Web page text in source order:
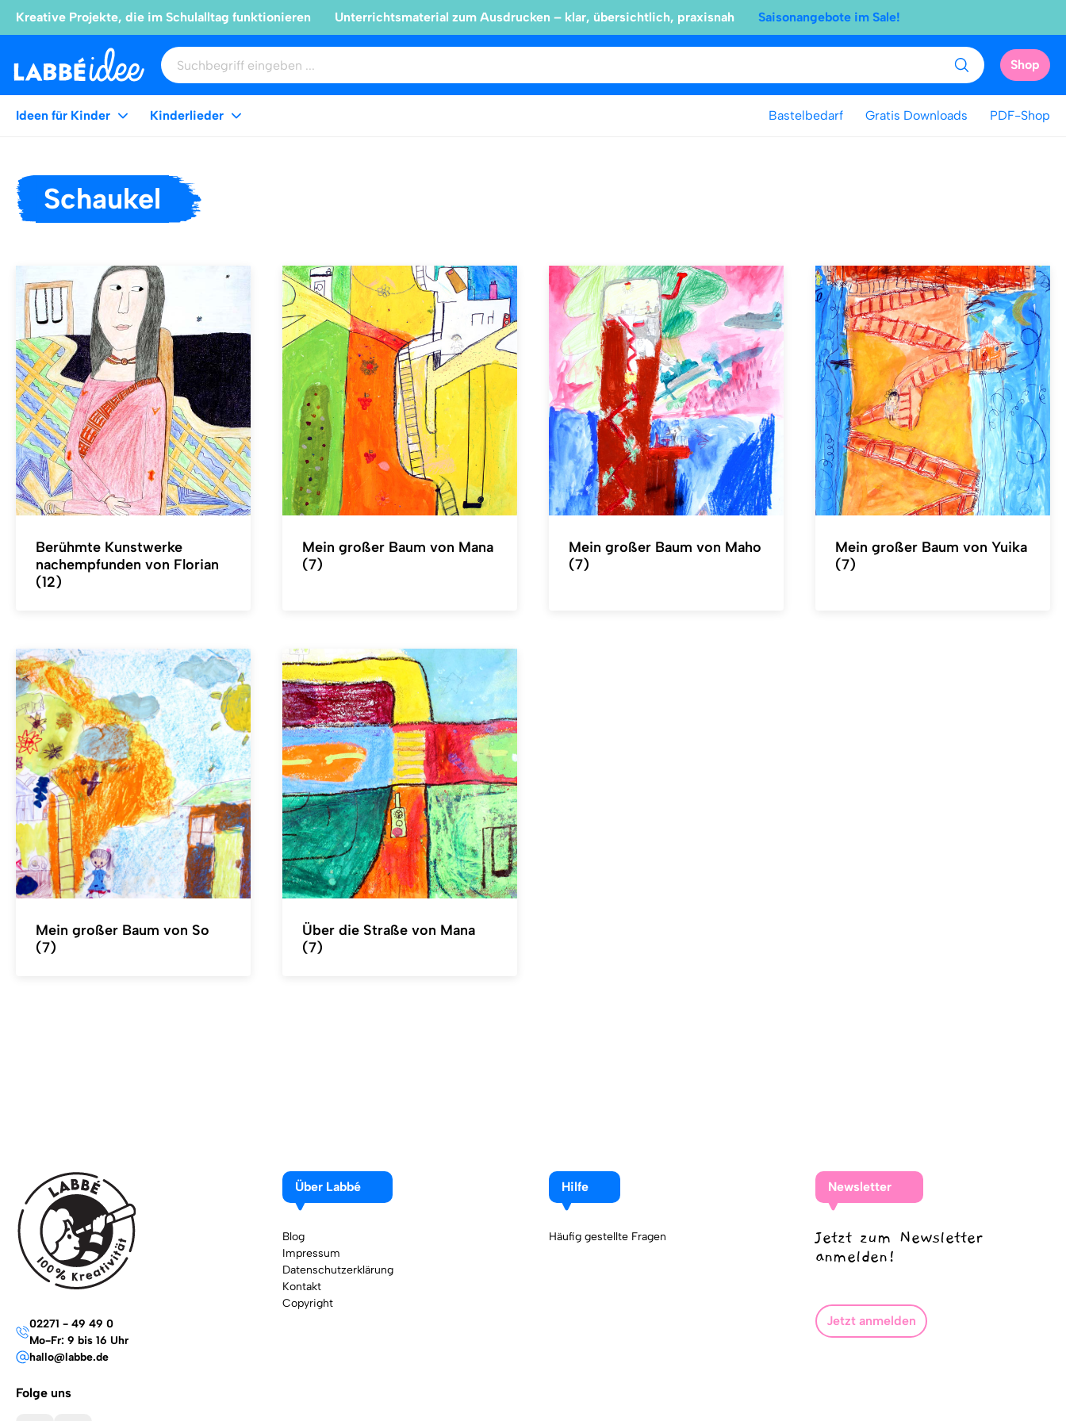
Kreative Projekte, die im Schulalltag funktionieren Unterrichtsmaterial zum Ausdrucken – klar, übersichtlich, praxisnah Saisonangebote im Sale!
Shop
Ideen für Kinder Kinderlieder Bastelbedarf Gratis Downloads PDF-Shop
Schaukel
Berühmte Kunstwerke
nachempfunden von Florian
(12)
Mein großer Baum von Mana
(7)
Mein großer Baum von Maho
(7)
Mein großer Baum von Yuika
(7)
Mein großer Baum von So
(7)
Über die Straße von Mana
(7)
02271 - 49 49 0
Mo-Fr: 9 bis 16 Uhr
hallo@labbe.de
Folge uns
Über Labbé
Blog
Impressum
Datenschutzerklärung
Kontakt
Copyright
Hilfe
Häufig gestellte Fragen
Newsletter
Jetzt zum Newsletter
anmelden!
Jetzt anmelden